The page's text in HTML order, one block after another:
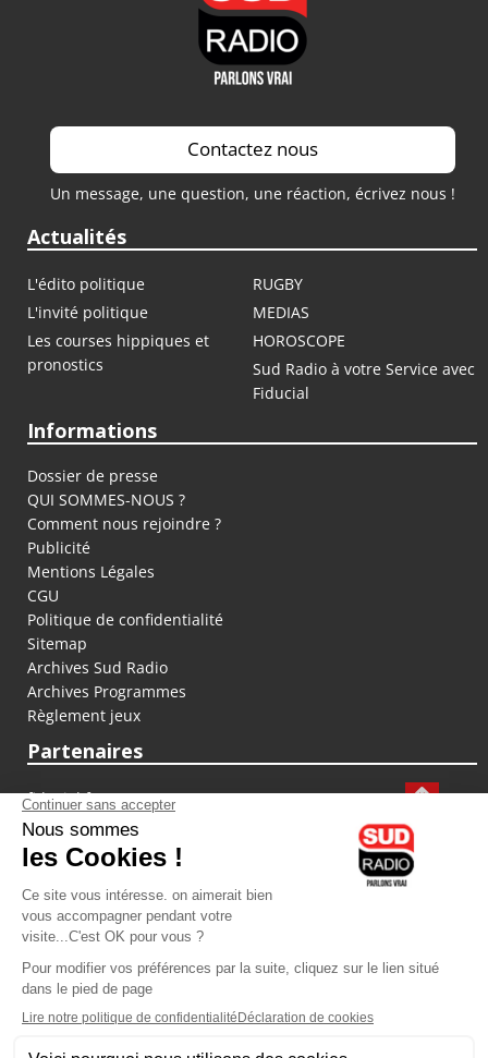
Contactez nous
Un message, une question, une réaction, écrivez nous !
Actualités
L'édito politique
RUGBY
L'invité politique
MEDIAS
Les courses hippiques et
pronostics
HOROSCOPE
Sud Radio à votre Service avec
Fiducial
Informations
Dossier de presse
QUI SOMMES-NOUS ?
Comment nous rejoindre ?
Publicité
Mentions Légales
CGU
Politique de confidentialité
Sitemap
Archives Sud Radio
Archives Programmes
Règlement jeux
Partenaires
fiducial.fr
lyoncapitale.fr
olympique-et-lyonnais.com
L'application Iphone / Android
Téléchargez l'application
Les cookies
Gestion des cookies